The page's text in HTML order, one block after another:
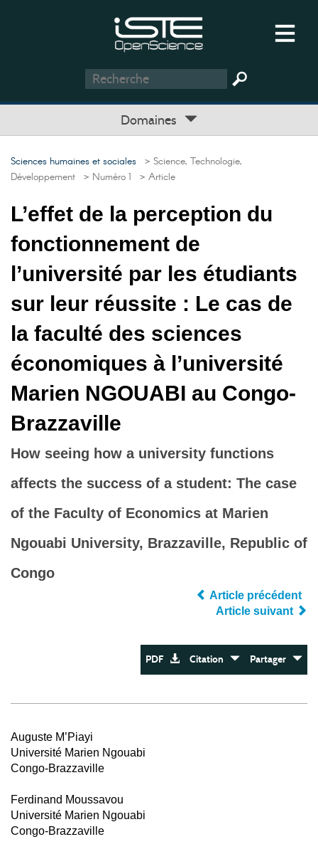
Domaines
Sciences humaines et sociales > Science, Technologie,
Développement > Numéro 1 > Article
L’effet de la perception du
fonctionnement de
l’université par les étudiants
sur leur réussite : Le cas de
la faculté des sciences
économiques à l’université
Marien NGOUABI au Congo-
Brazzaville
How seeing how a university functions
affects the success of a student: The case
of the Faculty of Economics at Marien
Ngouabi University, Brazzaville, Republic of
Congo
Article précédent
Article suivant
PDF Citation Partager
Auguste M’Piayi
Université Marien Ngouabi
Congo-Brazzaville
Ferdinand Moussavou
Université Marien Ngouabi
Congo-Brazzaville